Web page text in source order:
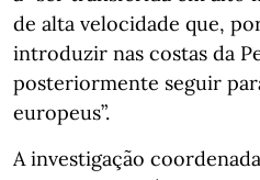
de alta velocidade que,
introduzir nas costas da
posteriormente seguir
europeus”.
A investigação